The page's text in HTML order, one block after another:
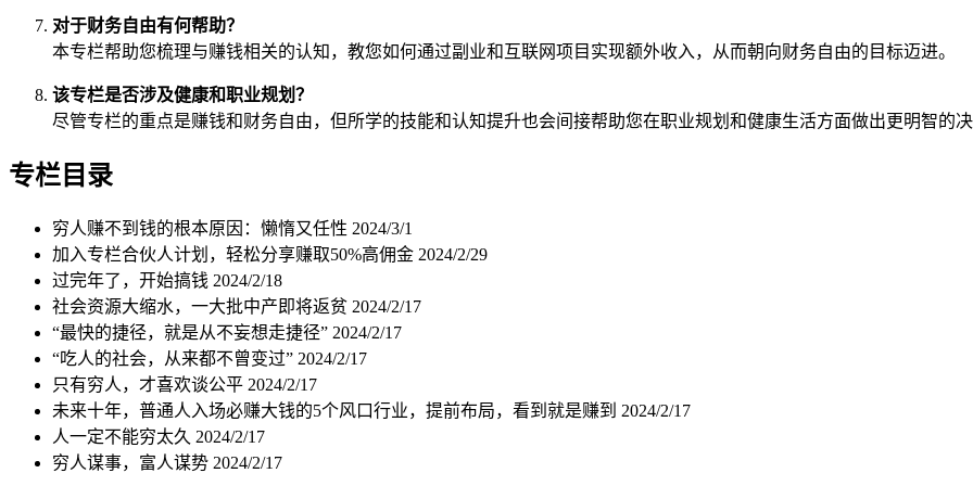
对于财务自由有何帮助？
本专栏帮助您梳理与赚钱相关的认知，教您如何通过副业和互联网项目实现额外收入，从而朝向财务自由的目标迈进。
该专栏是否涉及健康和职业规划？
尽管专栏的重点是赚钱和财务自由，但所学的技能和认知提升也会间接帮助您在职业规划和健康生活方面做出更明智的
专栏目录
穷人赚不到钱的根本原因：懒惰又任性 2024/3/1
加入专栏合伙人计划，轻松分享赚取50%高佣金 2024/2/29
过完年了，开始搞钱 2024/2/18
社会资源大缩水，一大批中产即将返贫 2024/2/17
“最快的捷径，就是从不妄想走捷径” 2024/2/17
“吃人的社会，从来都不曾变过” 2024/2/17
只有穷人，才喜欢谈公平 2024/2/17
未来十年，普通人入场必赚大钱的5个风口行业，提前布局，看到就是赚到 2024/2/17
人一定不能穷太久 2024/2/17
穷人谋事，富人谋势 2024/2/17